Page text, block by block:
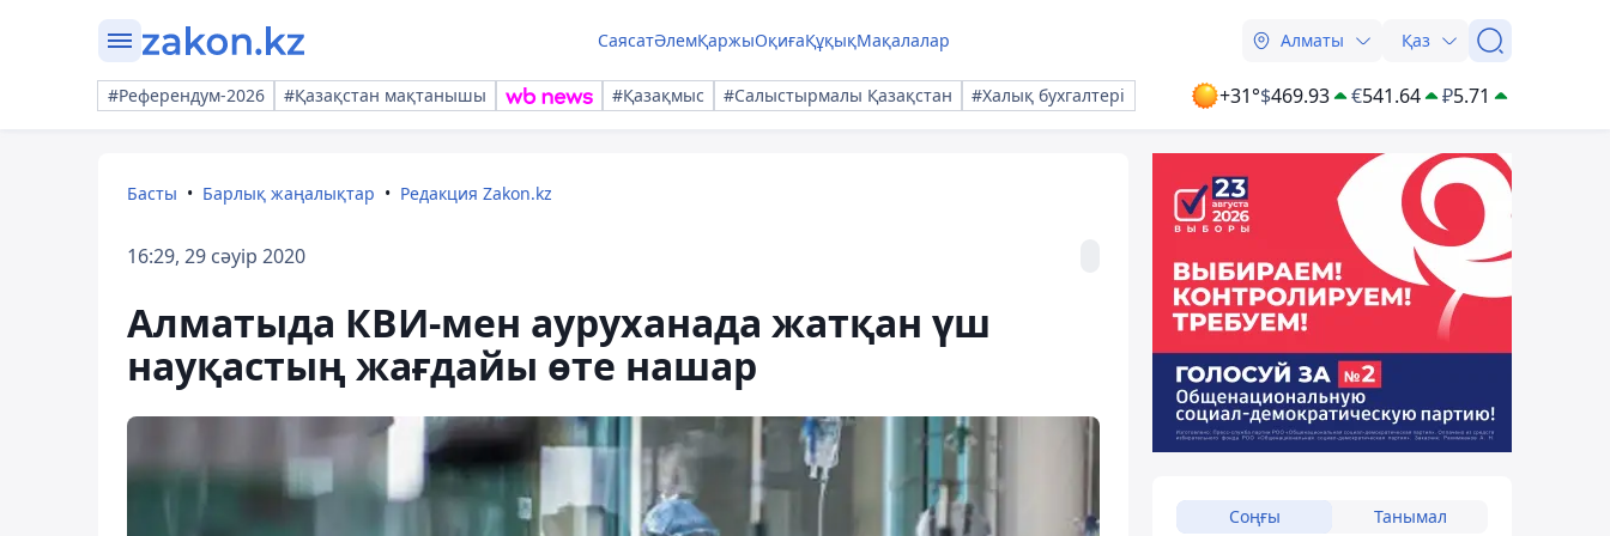
СаясатӘлемҚаржыОқиғаҚұқықМақалалар Алматы Қаз
#Референдум-2026 #Қазақстан мақтанышы #Қазақмыс #Салыстырмалы Қазақстан #Халық бухгалтері +31°$469.93 €541.64 ₽5.71
Басты Барлық жаңалықтар Редакция Zakon.kz
16:29, 29 сәуір 2020
Алматыда КВИ-мен ауруханада жатқан үш
науқастың жағдайы өте нашар
Соңғы Танымал